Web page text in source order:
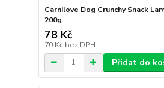
Carnilove Dog Crunchy Snack
200g
78 Kč
70 Kč bez DPH
Přidat do